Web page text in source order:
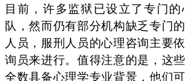
目前，许多监狱已设立了专门
队，然而仍有部分机构缺乏专门
人员，服刑人员的心理咨询主要
询员来进行。值得注意的是，这
全数具备心理学专业背景，他们